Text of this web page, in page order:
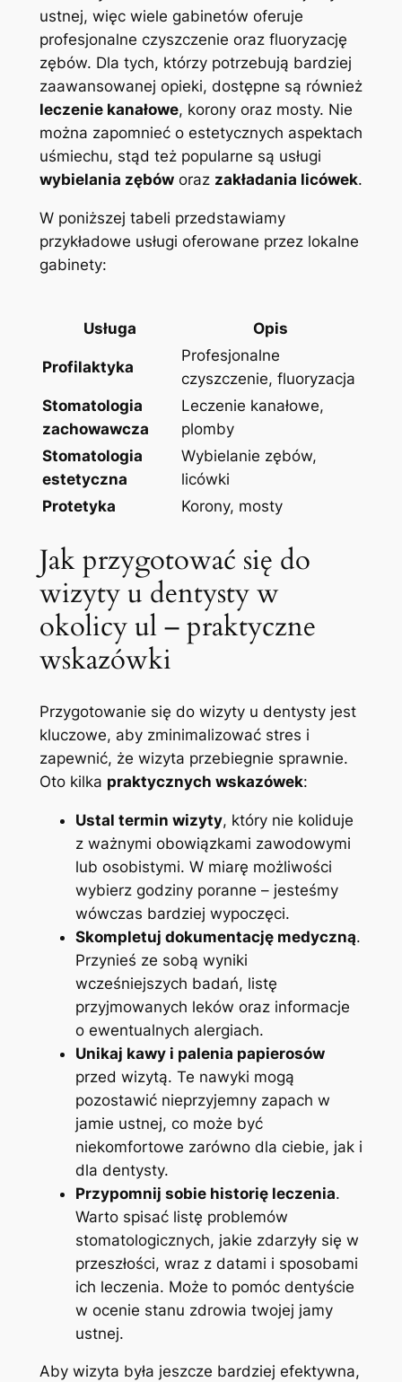
ustnej, więc wiele gabinetów oferuje
profesjonalne czyszczenie oraz fluoryzację
zębów.⁢ Dla tych, którzy potrzebują bardziej
zaawansowanej opieki, dostępne są⁤ również
leczenie⁢ kanałowe, korony oraz mosty. Nie
można zapomnieć o estetycznych​ aspektach
uśmiechu,​ stąd też popularne są⁢ usługi
wybielania zębóworaz zakładania‍ licówek.
W poniższej ​tabeli ‌przedstawiamy
przykładowe usługi oferowane przez lokalne‌
gabinety:
Usługa Opis
Profilaktyka
Profesjonalne
czyszczenie, fluoryzacja
Stomatologia
zachowawcza
Leczenie kanałowe,
plomby
Stomatologia
estetyczna
Wybielanie zębów,‍
licówki
Protetyka
Korony, ‌mosty
Jak przygotować się ‍do
wizyty u dentysty w
okolicy ul – ​praktyczne
wskazówki
Przygotowanie się⁤ do wizyty u dentysty jest
kluczowe, aby zminimalizować stres i
zapewnić, ​że wizyta przebiegnie sprawnie.‌
Oto⁢ kilka praktycznych wskazówek:
Ustal termin wizyty,⁤ który ⁢nie koliduje
z ważnymi obowiązkami zawodowymi
lub osobistymi. W miarę możliwości
wybierz godziny poranne – jesteśmy
wówczas bardziej wypoczęci.
Skompletuj dokumentację medyczną.
⁣Przynieś ze sobą⁣ wyniki‌
wcześniejszych badań, listę
⁢przyjmowanych ⁣leków oraz informacje
o ewentualnych alergiach.
Unikaj kawy i palenia papierosów⁣
przed wizytą. Te nawyki mogą
pozostawić nieprzyjemny ⁤zapach⁢ w
jamie ustnej, co ⁣może być
niekomfortowe⁢ zarówno dla ciebie,⁤ jak i
dla dentysty.
Przypomnij ⁢sobie historię leczenia.
Warto spisać⁣ listę problemów
stomatologicznych, jakie zdarzyły​ się w⁢
przeszłości, wraz⁣ z datami i sposobami‌
ich leczenia. ‌Może to pomóc dentyście​
w ocenie stanu zdrowia‍ twojej jamy
ustnej.
Aby⁤ wizyta była jeszcze bardziej efektywna,‌